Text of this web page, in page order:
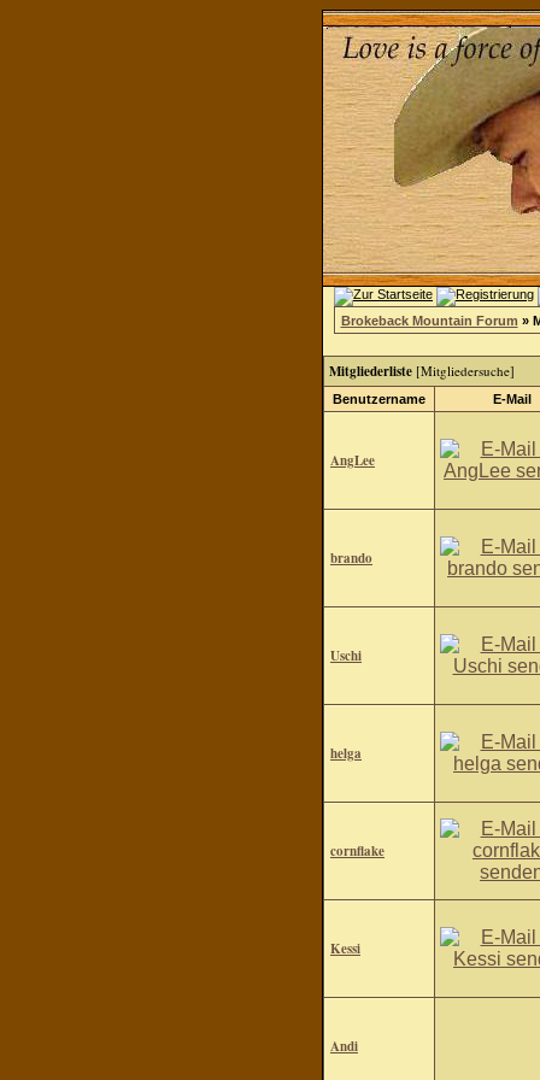
Brokeback Mountain Forum »
Mitgliederliste [Mitgliedersuche]
Benutzername E-Mail
AngLee
brando
Uschi
helga
cornflake
Kessi
Andi